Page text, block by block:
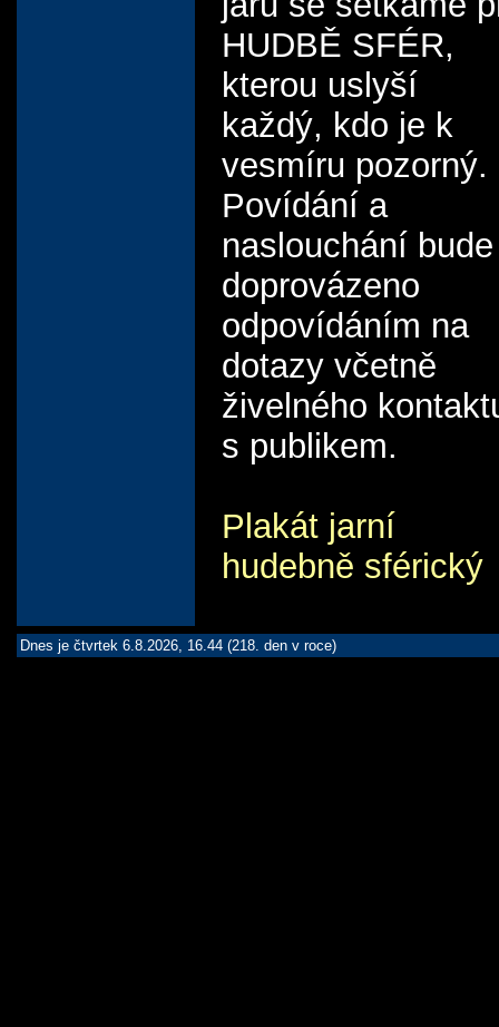
HUDBĚ SFÉR,
kterou uslyší
každý, kdo je k
vesmíru pozorný.
Povídání a
naslouchání bude
doprovázeno
odpovídáním na
dotazy včetně
živelného
s publikem.
Plakát jarní
hudebně sférický
Dnes je čtvrtek 6.8.2026, 16.44 (218. den v roce)